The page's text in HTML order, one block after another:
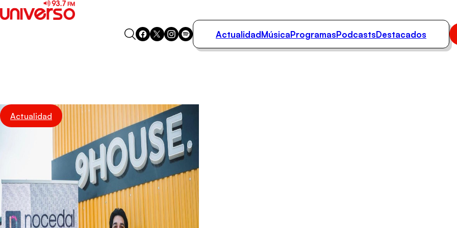
Podcasts
Destacados
ActualidadMúsicaProgramasPodcastsDestacados
Actualidad